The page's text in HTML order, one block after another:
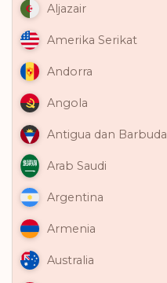
Aljazair
Amerika Serikat
Andorra
Angola
Antigua dan Barbuda
Arab Saudi
Argentina
Armenia
Australia